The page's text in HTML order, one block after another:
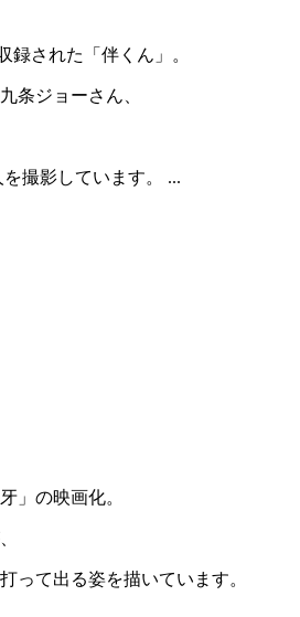
された「伴くん」。
条ジョーさん、
撮影しています。 ...
」の映画化。
って出る姿を描いています。